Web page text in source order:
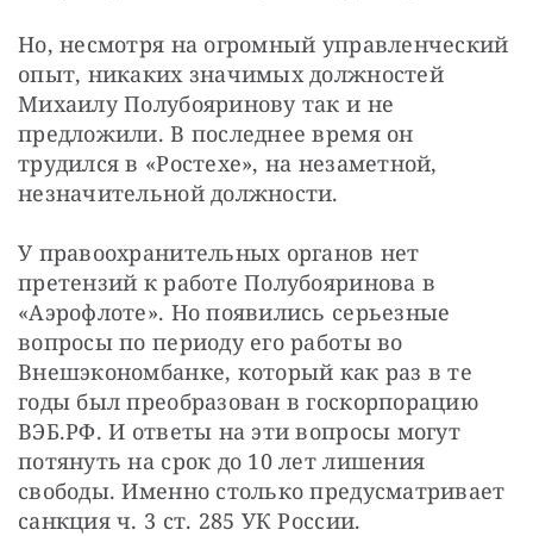
Но, несмотря на огромный управленческий
опыт, никаких значимых должностей
Михаилу Полубояринову так и не
предложили. В последнее время он
трудился в «Ростехе», на незаметной,
незначительной должности.
У правоохранительных органов нет
претензий к работе Полубояринова в
«Аэрофлоте». Но появились серьезные
вопросы по периоду его работы во
Внешэкономбанке, который как раз в те
годы был преобразован в госкорпорацию
ВЭБ.РФ. И ответы на эти вопросы могут
потянуть на срок до 10 лет лишения
свободы. Именно столько предусматривает
санкция ч. 3 ст. 285 УК России.